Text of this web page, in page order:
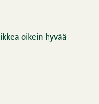
oikein hyvää